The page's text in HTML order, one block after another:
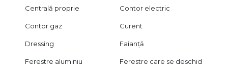
Centrală proprie Contor electric
Contor gaz Curent
Dressing Faianță
Ferestre aluminiu Ferestre care se deschid